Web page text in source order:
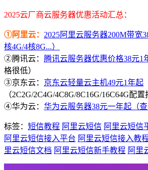
2025云厂商云服务器优惠活动汇总：
①阿里云： 2025阿里云服务器200M带宽
核4G/4核8G...）
②腾讯云： 腾讯云服务器优惠价格38元1
格很低）
③京东云： 京东云轻量云主机49元1年起
（2C2G/2C4G/4C8G/8C16G/16C64G配置
④华为云： 华为云服务器38元一年起（查
标签： 短信教程 阿里云短信 阿里云短信
阿里云短信接入平台 阿里云短信接入教
里云短信文档 阿里云短信新手教程 阿里